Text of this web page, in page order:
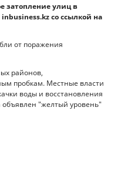
затопление улиц в
со ссылкой на
от поражения
районов,
пробкам. Местные власти
воды и восстановления
"желтый уровень"